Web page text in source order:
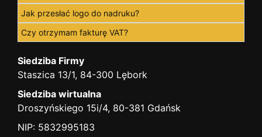
Jak przesłać logo do nadruku?
Czy otrzymam fakturę VAT?
Siedziba Firmy
Staszica 13/1, 84-300 Lębork
Siedziba wirtualna
Droszyńskiego 15i/4, 80-381 Gdańsk
NIP: 5832995183